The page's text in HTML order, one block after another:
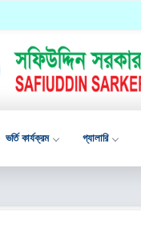
ভর্তি কার্যক্রম গ্যালারি